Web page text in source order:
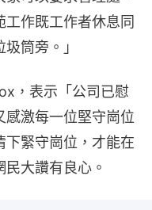
作既工作者休息同
筒旁。」
，表示「公司已慰
感激每一位堅守崗位
下緊守崗位，才能在
大讚有良心。